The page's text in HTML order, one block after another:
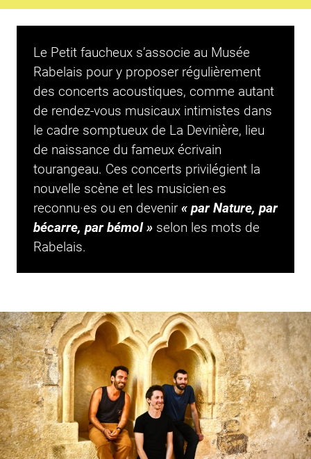
Le Petit faucheux s’associe au Musée
Rabelais pour y proposer régulièrement
des concerts acoustiques, comme autant
de rendez-vous musicaux intimistes dans
le cadre somptueux de La Devinière, lieu
de naissance du fameux écrivain
tourangeau. Ces concerts privilégient la
nouvelle scène et les musicien·es
reconnu·es ou en devenir « par Nature, par
bécarre, par bémol » selon les mots de
Rabelais.